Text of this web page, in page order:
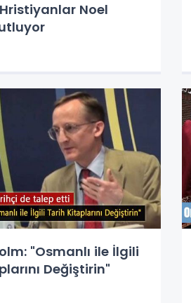
Noel
"Osmanlı ile İlgili
Değiştirin"